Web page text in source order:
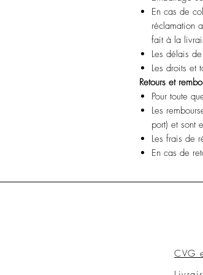
En cas de
réclamation
fait à la
Les délais
Les droits et
Retours et
Pour toute
Les
port) et sont
Les frais de
En cas de
CVG